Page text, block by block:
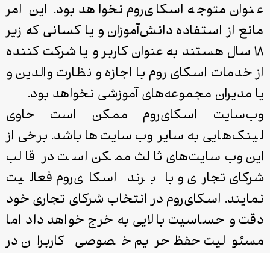
عنوان متوجه اسکای‌روم نخواهد بود. این امر
مانع از استفاده دانش‌آموزان و یا کسانی که زیر
۱۸ سال هستند به عنوان کاربر و یا شرکت کننده
از خدمات اسکای روم با اجازه و نظارت والدین و
یا مدیران مجموعه‌های آموزشی نخواهد بود.
وب‌سایت اسکای‌روم ممکن است حاوی
لینک‌هایی به سایر وب‌سایت‌ها باشد. برخی از
این وب‌سایت‌های ثالث ممکن است در قالب
شرکای تجاری و با برند اسکای‌روم فعالیت
نمایند. اسکای‌روم در انتخاب شرکای تجاری خود
دقت و حساسیت بالایی به خرج خواهد داد اما
مسئولیت حفظ حریم خصوصی کاربران در